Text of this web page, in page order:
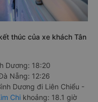
thúc của xe khách Tân
Dương: 18:20
Nẵng: 12:26
Dương đi Liên Chiểu -
Chi khoảng: 18.1 giờ